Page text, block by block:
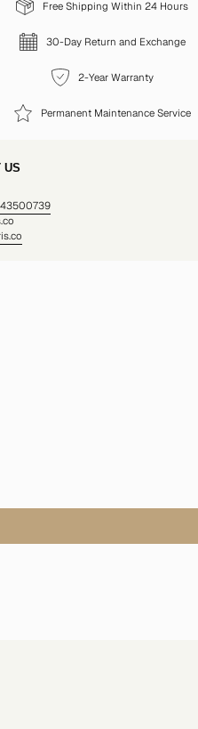
Free Shipping Within 24 Hours
30-Day Return and Exchange
2-Year Warranty
Permanent Maintenance Service
US